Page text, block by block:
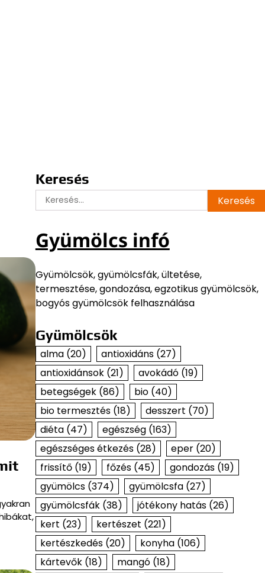
Keresés
Keresés:
Gyümölcs infó
Gyümölcsök, gyümölcsfák, ültetése,
termesztése, gondozása, egzotikus gyümölcsök,
bogyós gyümölcsök felhasználása
Gyümölcsök
alma(20) antioxidáns(27)
antioxidánsok(21) avokádó(19)
betegségek(86) bio(40)
bio termesztés(18) desszert (70)
diéta(47) egészség(163)
egészséges étkezés(28) eper(20)
frissítő(19) főzés(45) gondozás(19)
gyümölcs(374) gyümölcsfa(27)
gyümölcsfák(38) jótékony hatás(26)
kert (23) kertészet (221)
kertészkedés(20) konyha(106)
kártevők(18) mangó(18)